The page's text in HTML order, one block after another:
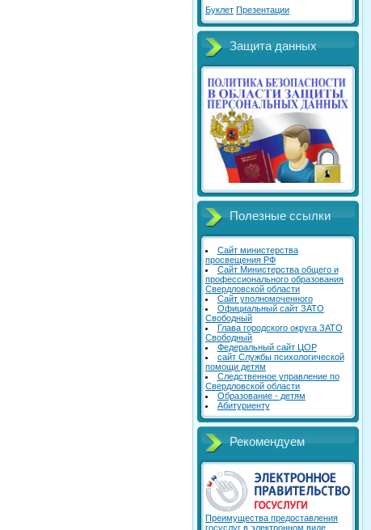
Буклет Презентации
Защита данных
Полезные ссылки
Сайт министерства
просвещения РФ
Сайт Министерства общего и
профессионального образования
Свердловской области
Сайт уполномоченного
Официальный сайт ЗАТО
Свободный
Глава городского округа ЗАТО
Свободный
Федеральный сайт ЦОР
сайт Службы психологической
помощи детям
Следственное управление по
Свердловской области
Образование - детям
Абитуриенту
Рекомендуем
Преимущества предоставления
госуслуг в электронном виде